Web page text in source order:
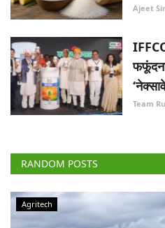
Ajeet
Team
RANDOM POSTS
Agritech